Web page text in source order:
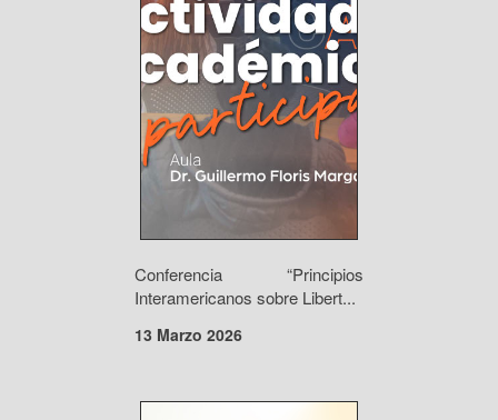
Conferencia “Principios
Interamericanos sobre Libert...
13 Marzo 2026